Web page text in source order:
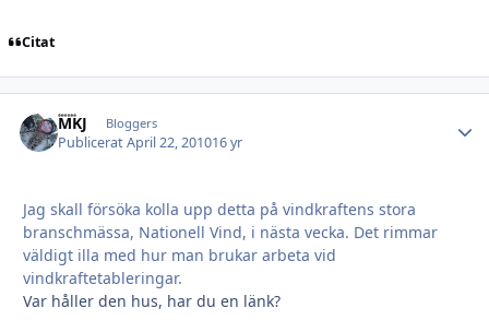
Citat
MKJ Bloggers
PubliceratApril 22, 201016 yr
Jag skall försöka kolla upp detta på vindkraftens stora
branschmässa, Nationell Vind, i nästa vecka. Det rimmar
väldigt illa med hur man brukar arbeta vid
vindkraftetableringar.
Var håller den hus, har du en länk?